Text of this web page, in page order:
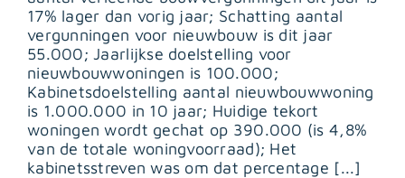
17% lager dan vorig jaar; Schatting aantal
vergunningen voor nieuwbouw is dit jaar
55.000; Jaarlijkse doelstelling voor
nieuwbouwwoningen is 100.000;
Kabinetsdoelstelling aantal nieuwbouwwoning
is 1.000.000 in 10 jaar; Huidige tekort
woningen wordt gechat op 390.000 (is 4,8%
van de totale woningvoorraad); Het
kabinetsstreven was om dat percentage [...]